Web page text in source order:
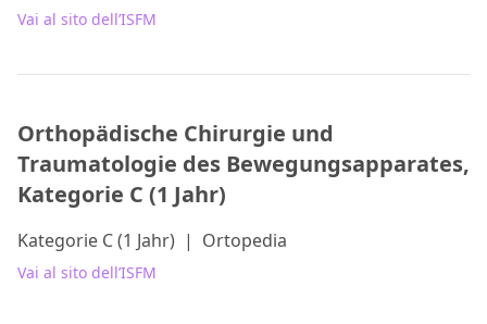
Vai al sito dell’ISFM
Orthopädische Chirurgie und
Traumatologie des Bewegungsapparates,
Kategorie C (1 Jahr)
Kategorie C (1 Jahr) | Ortopedia
Vai al sito dell’ISFM